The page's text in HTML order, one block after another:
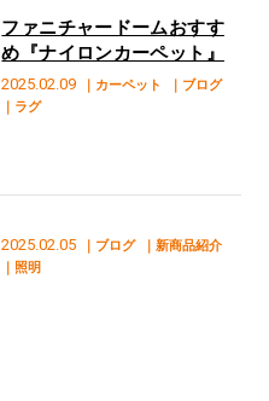
2025.02.09 ｜カーペット
｜ブログ
｜ラグ
ファニチャードームおすす
め『ナイロンカーペット』
2025.02.05 ｜ブログ
｜新商品紹介
｜照明